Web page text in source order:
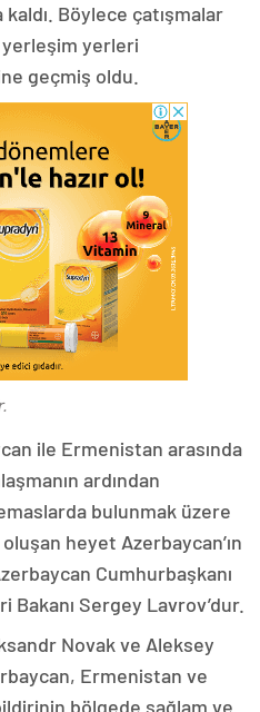
Böylece çatışmalar
yerleşim yerleri
geçmiş oldu.
ile Ermenistan arasında
ardından
bulunmak üzere
heyet Azerbaycan’ın
Cumhurbaşkanı
Bakanı Sergey Lavrov’dur.
Novak ve Aleksey
Ermenistan ve
bölgede sağlam ve